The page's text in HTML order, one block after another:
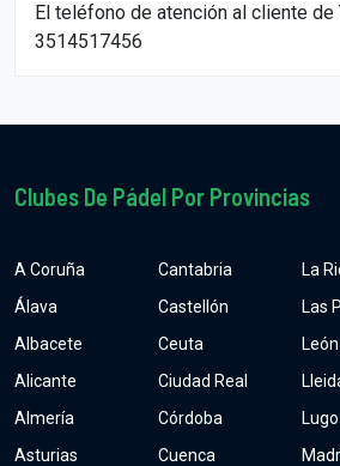
El teléfono de atención al cliente de
3514517456
Clubes De Pádel Por Provincias
A Coruña
Álava
Albacete
Alicante
Almería
Asturias
Cantabria
Castellón
Ceuta
Ciudad Real
Córdoba
Cuenca
La
Las
León
Lugo